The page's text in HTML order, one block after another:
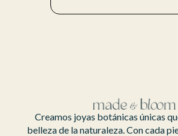
Creamos joyas botánicas únicas
belleza de la naturaleza. Con cada